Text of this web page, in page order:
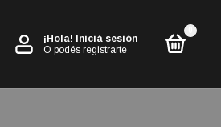
¡Hola!
Iniciá sesión
O podés registrarte